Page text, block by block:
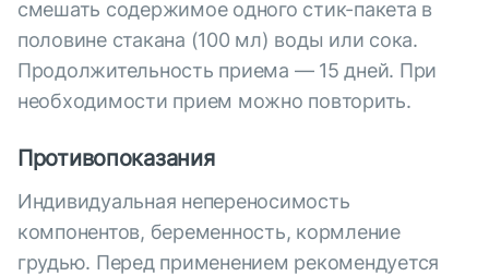
смешать содержимое одного стик-пакета в
половине стакана (100 мл) воды или сока.
Продолжительность приема — 15 дней. При
необходимости прием можно повторить.
Противопоказания
Индивидуальная непереносимость
компонентов, беременность, кормление
грудью. Перед применением рекомендуется